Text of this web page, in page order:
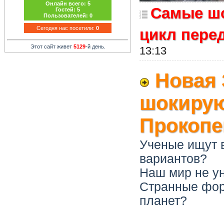
Онлайн всего: 5
Гостей: 5
Пользователей: 0
Сегодня нас посетили: 0
Этот сайт живет 5129-й день.
Самые
цикл
13:13
Новая
Ученые ищут
вариантов?
Наш мир не
Странные
планет?